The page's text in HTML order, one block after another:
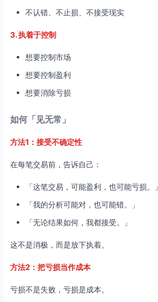
不认错、不止损、不接受现实
3. 执着于控制
想要控制市场
想要控制盈利
想要消除亏损
如何「见无常」
方法1：接受不确定性
在每笔交易前，告诉自己：
「这笔交易，可能盈利，也可能亏损。」
「我的分析可能对，也可能错。」
「无论结果如何，我都接受。」
这不是消极，而是放下执着。
方法2：把亏损当作成本
亏损不是失败，亏损是成本。